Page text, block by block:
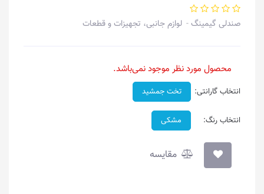
صندلی گیمینگ لوازم جانبی، تجهیزات و قطعات
محصول مورد نظر موجود نمی‌باشد.
انتخاب گارانتی: تخت جمشید
انتخاب رنگ: مشکی
مقایسه